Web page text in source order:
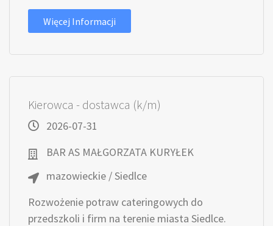
Więcej Informacji
Kierowca - dostawca (k/m)
2026-07-31
BAR AS MAŁGORZATA KURYŁEK
mazowieckie / Siedlce
Rozwożenie potraw cateringowych do
przedszkoli i firm na terenie miasta Siedlce.